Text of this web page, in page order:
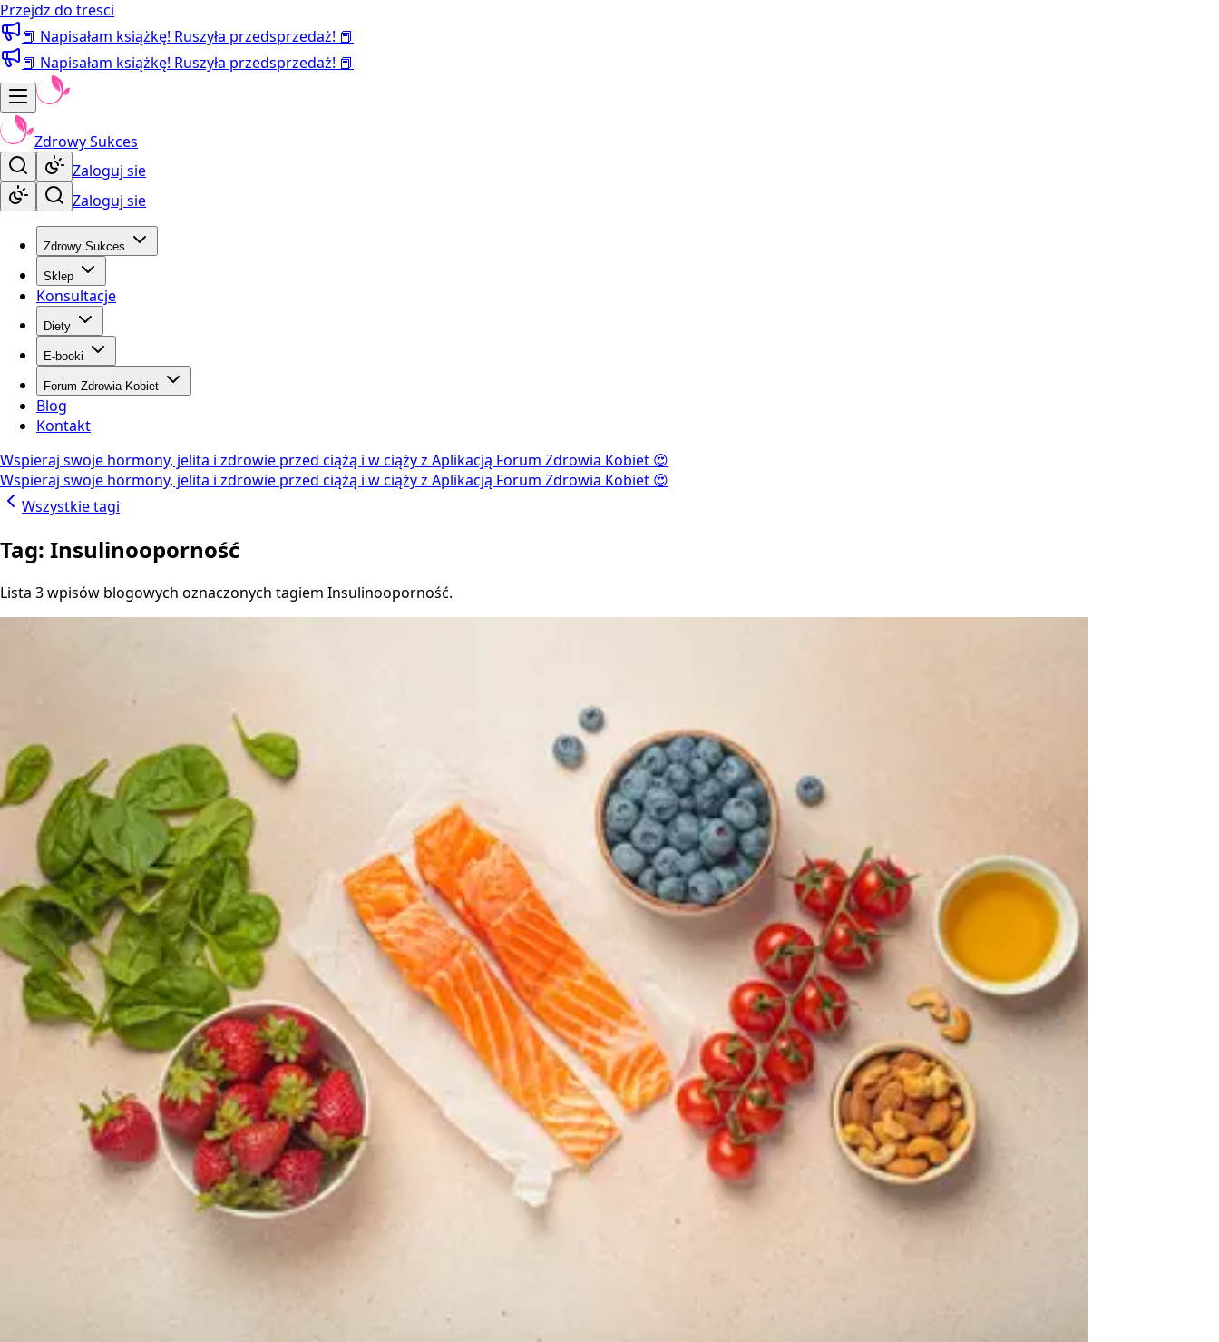
Przejdz do tresci
📕 Napisałam książkę! Ruszyła przedsprzedaż! 📕
📕 Napisałam książkę! Ruszyła przedsprzedaż! 📕
Zdrowy Sukces
Zaloguj sie
Zaloguj sie
Zdrowy Sukces
Sklep
Konsultacje
Diety
E-booki
Forum Zdrowia Kobiet
Blog
Kontakt
Wspieraj swoje hormony, jelita i zdrowie przed ciążą i w ciąży z Aplikacją Forum Zdrowia Kobiet 😍
Wspieraj swoje hormony, jelita i zdrowie przed ciążą i w ciąży z Aplikacją Forum Zdrowia Kobiet 😍
Wszystkie tagi
Tag: Insulinooporność
Lista 3 wpisów blogowych oznaczonych tagiem Insulinooporność.